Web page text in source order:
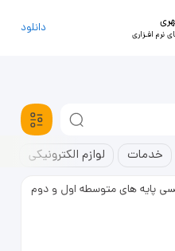
نرم افـزاری دانلود
خدمات لوازم الکترونیکی
پایه های متوسطه اول و دوم